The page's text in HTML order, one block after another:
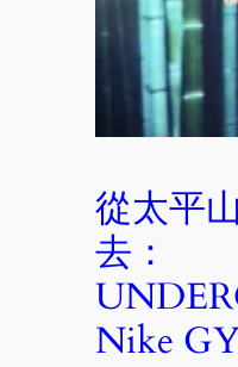
從太平
去：
Nike